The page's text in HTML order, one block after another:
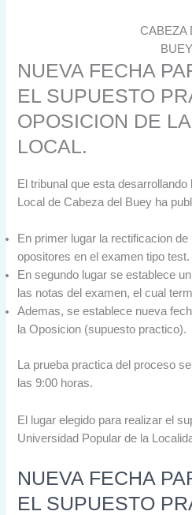
CABEZA
BUEY
NUEVA FECHA
EL SUPUESTO
OPOSICION DE
LOCAL.
El tribunal que esta
Local de Cabeza del Buey ha
En primer lugar la rectificacion
opositores en el examen tipo test.
En segundo lugar se establece
las notas del examen, el cual
Ademas, se establece nueva
la Oposicion (supuesto practico).
La prueba practica del proceso
las 9:00 horas.
El lugar elegido para realizar el
Universidad Popular de la
NUEVA FECHA
EL SUPUESTO